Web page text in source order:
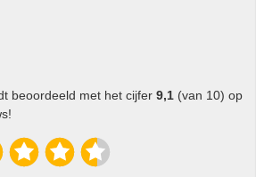
beoordeeld met het cijfer 9,1 (van 10) op